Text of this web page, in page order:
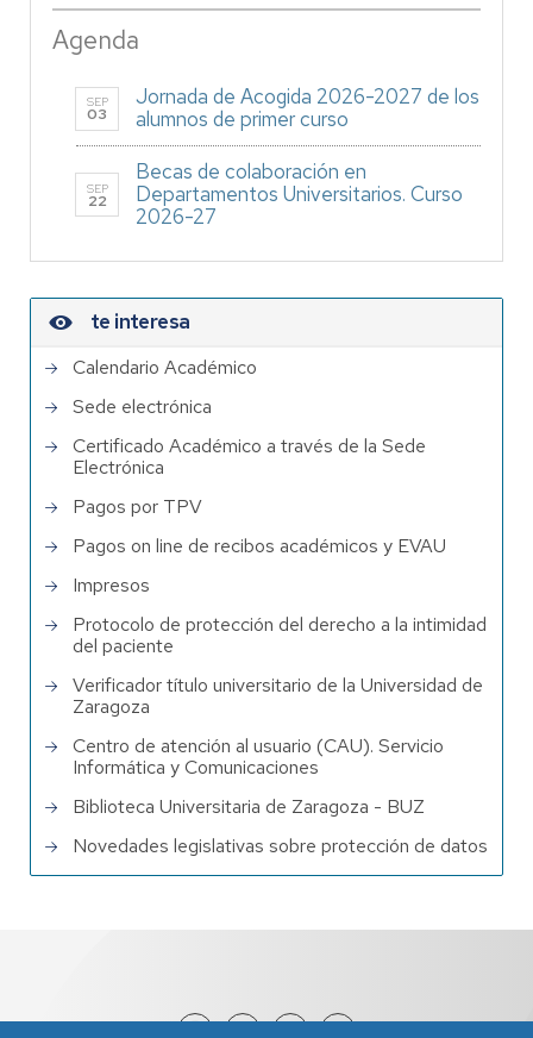
Agenda
SEP
03
Jornada de Acogida 2026-2027 de los
alumnos de primer curso
SEP
22
Becas de colaboración en
Departamentos Universitarios. Curso
2026-27
te interesa
Calendario Académico
Sede electrónica
Certificado Académico a través de la Sede
Electrónica
Pagos por TPV
Pagos on line de recibos académicos y EVAU
Impresos
Protocolo de protección del derecho a la intimidad
del paciente
Verificador título universitario de la Universidad de
Zaragoza
Centro de atención al usuario (CAU). Servicio
Informática y Comunicaciones
Biblioteca Universitaria de Zaragoza - BUZ
Novedades legislativas sobre protección de datos